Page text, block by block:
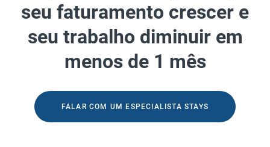
seu faturamento crescer e
seu trabalho diminuir em
menos de 1 mês
FALAR COM UM ESPECIALISTA STAYS